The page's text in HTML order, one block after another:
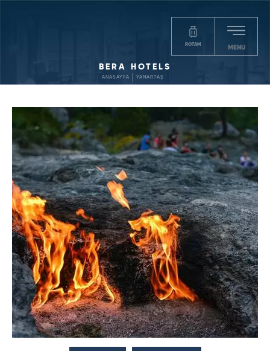
ROTAM MENU
BERA HOTELS
ANASAYFA YANARTAŞ